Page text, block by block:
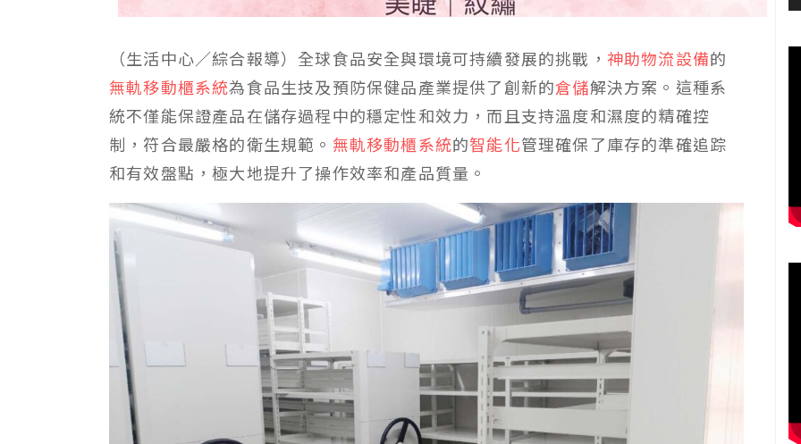
（生活中心／綜合報導）全球食品安全與環境可持續發展的挑戰， 神助物流設備的
無軌移動櫃系統為食品生技及預防保健品產業提供了創新的倉儲解決方案。這種系
統不僅能保證產品在儲存過程中的穩定性和效力，而且支持溫度和濕度的精確控
制，符合最嚴格的衛生規範。 無軌移動櫃系統的智能化管理確保了庫存的準確追踪
和有效盤點，極大地提升了操作效率和產品質量。